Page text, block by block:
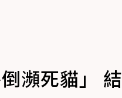
瀕死貓」